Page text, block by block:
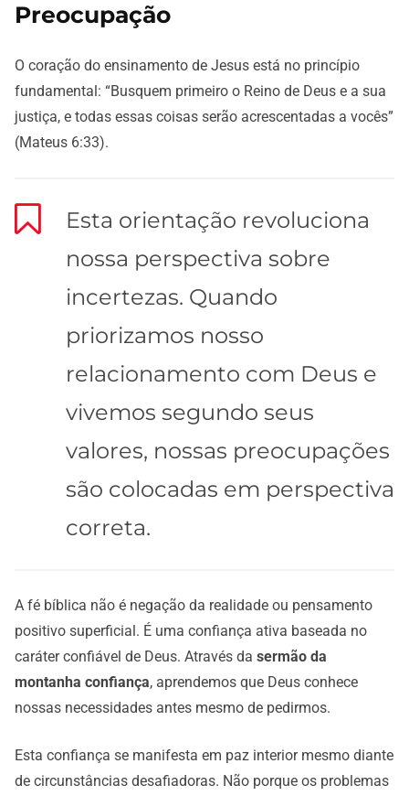
Preocupação
O coração do ensinamento de Jesus está no princípio
fundamental: “Busquem primeiro o Reino de Deus e a sua
justiça, e todas essas coisas serão acrescentadas a vocês”
(Mateus 6:33).
Esta orientação revoluciona
nossa perspectiva sobre
incertezas. Quando
priorizamos nosso
relacionamento com Deus e
vivemos segundo seus
valores, nossas preocupações
são colocadas em perspectiva
correta.
A fé bíblica não é negação da realidade ou pensamento
positivo superficial. É uma confiança ativa baseada no
caráter confiável de Deus. Através da sermão da
montanha confiança, aprendemos que Deus conhece
nossas necessidades antes mesmo de pedirmos.
Esta confiança se manifesta em paz interior mesmo diante
de circunstâncias desafiadoras. Não porque os problemas